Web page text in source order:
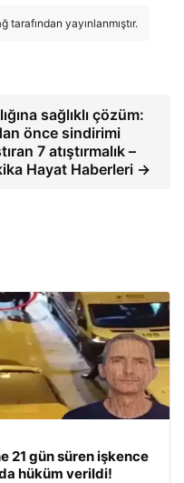
yayınlanmıştır.
sağlıklı çözüm:
önce sindirimi
7 atıştırmalık –
Hayat Haberleri →
21 gün süren işkence
hüküm verildi!